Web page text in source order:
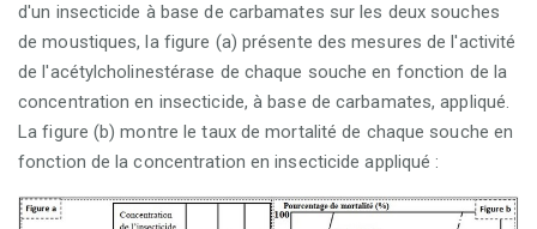
d'un insecticide à base de carbamates sur les deux souches
de moustiques, la figure (a) présente des mesures de l'activité
de l'acétylcholinestérase de chaque souche en fonction de la
concentration en insecticide, à base de carbamates, appliqué.
La figure (b) montre le taux de mortalité de chaque souche en
fonction de la concentration en insecticide appliqué :